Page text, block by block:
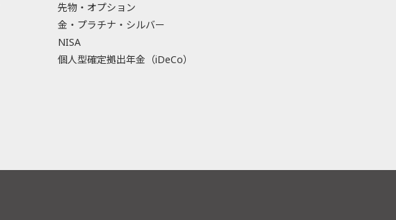
先物・オプション
金・プラチナ・シルバー
NISA
個人型確定拠出年金（iDeCo）